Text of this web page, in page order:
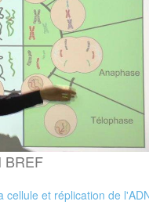
BREF
cellule et réplication de